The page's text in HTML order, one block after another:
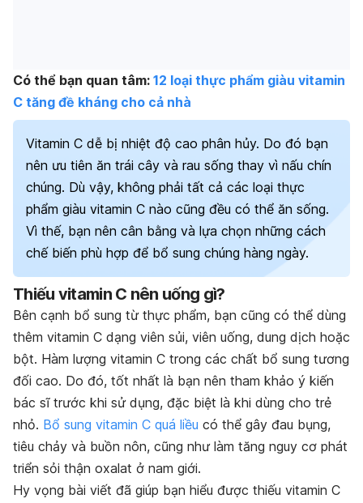
Có thể bạn quan tâm: 12 loại thực phẩm giàu vitamin
C tăng đề kháng cho cả nhà
Vitamin C dễ bị nhiệt độ cao phân hủy. Do đó bạn
nên ưu tiên ăn trái cây và rau sống thay vì nấu chín
chúng. Dù vậy, không phải tất cả các loại thực
phẩm giàu vitamin C nào cũng đều có thể ăn sống.
Vì thế, bạn nên cân bằng và lựa chọn những cách
chế biến phù hợp để bổ sung chúng hàng ngày.
Thiếu vitamin C nên uống gì?
Bên cạnh bổ sung từ thực phẩm, bạn cũng có thể dùng
thêm vitamin C dạng viên sủi, viên uống, dung dịch hoặc
bột. Hàm lượng vitamin C trong các chất bổ sung tương
đối cao. Do đó, tốt nhất là bạn nên tham khảo ý kiến
bác sĩ trước khi sử dụng, đặc biệt là khi dùng cho trẻ
nhỏ. Bổ sung vitamin C quá liều có thể gây đau bụng,
tiêu chảy và buồn nôn, cũng như làm tăng nguy cơ phát
triển sỏi thận oxalat ở nam giới.
Hy vọng bài viết đã giúp bạn hiểu được thiếu vitamin C